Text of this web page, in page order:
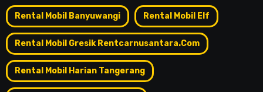
Rental Mobil Banyuwangi Rental Mobil Elf
Rental Mobil Gresik Rentcarnusantara.com
Rental Mobil Harian Tangerang